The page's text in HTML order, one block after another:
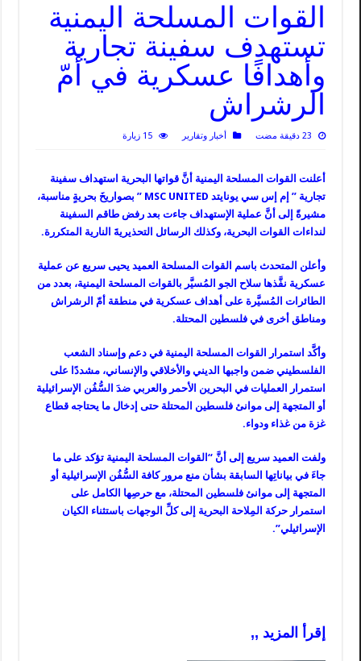
القوات المسلحة اليمنية
تستهدف سفينة تجارية
وأهدافًا عسكرية في أمّ
الرشراش
23 دقيقة مضت أخبار وتقارير 15 زيارة
أعلنت القوات المسلحة اليمنية أنَّ قواتها البحرية استهداف سفينة
تجارية ” إم إس سي يونايتد MSC UNITED ” بصواريخَ بحريةٍ مناسبة،
مشيرةً إلى أنَّ عملية الإستهداف جاءت بعد رفض طاقم السفينة
لنداءات القوات البحرية، وكذلك الرسائل التحذيريةَ النارية المتكررة.
وأعلن المتحدث باسم القوات المسلحة العميد يحيى سريع عن عملية
عسكرية نفَّذها سلاح الجو المُسيَّر بالقوات المسلحة اليمنية، بعدد من
الطائرات المُسيَّرة على أهداف عسكرية في منطقة أمّ الرشراش
ومناطق أخرى في فلسطين المحتلة.
وأكَّد استمرار القوات المسلحة اليمنية في دعم وإسناد الشعب
الفلسطيني ضمن واجبها الديني والأخلاقي والإنساني، مشددًا على
استمرار العمليات في البحرين الأحمر والعربي ضدَ السُّفُن الإسرائيلية
أو المتجهة إلى موانئ فلسطين المحتلة حتى إدخال ما يحتاجه قطاع
غزة من غذاء ودواء.
ولفت العميد سريع إلى أنَّ “القوات المسلحة اليمنية تؤكد على ما
جاءَ في بياناتِها السابقة بشأن منع مرور كافة السُّفُن الإسرائيلية أو
المتجهة إلى موانئ فلسطين المحتلة، مع حرصِها الكامل على
استمرار حركة المِلاحة البحرية إلى كلِّ الوجهات باستثناء الكيان
الإسرائيلي”.
إقرأ المزيد ,,